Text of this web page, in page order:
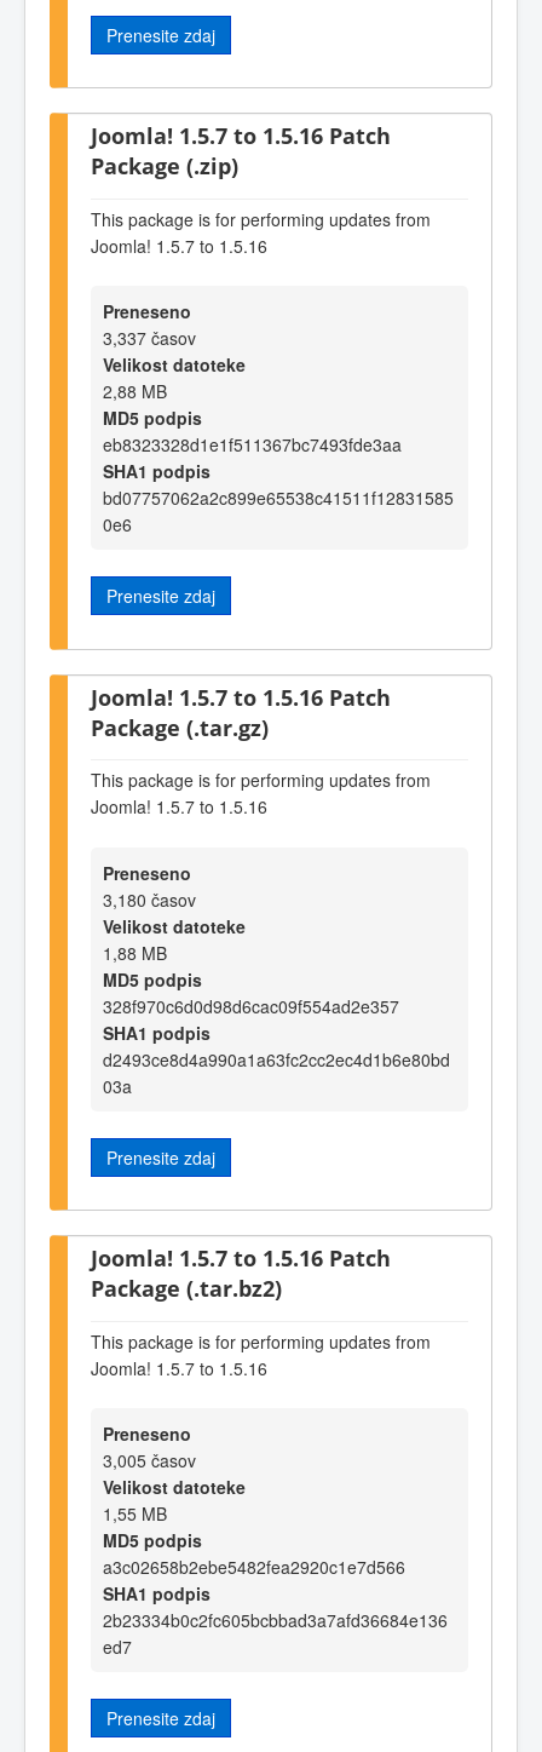
Prenesite zdaj
Joomla! 1.5.7 to 1.5.16 Patch
Package (.zip)
This package is for performing updates from
Joomla! 1.5.7 to 1.5.16
Preneseno
3,337 časov
Velikost datoteke
2,88 MB
MD5 podpis
eb8323328d1e1f511367bc7493fde3aa
SHA1 podpis
bd07757062a2c899e65538c41511f12831585
0e6
Prenesite zdaj
Joomla! 1.5.7 to 1.5.16 Patch
Package (.tar.gz)
This package is for performing updates from
Joomla! 1.5.7 to 1.5.16
Preneseno
3,180 časov
Velikost datoteke
1,88 MB
MD5 podpis
328f970c6d0d98d6cac09f554ad2e357
SHA1 podpis
d2493ce8d4a990a1a63fc2cc2ec4d1b6e80bd
03a
Prenesite zdaj
Joomla! 1.5.7 to 1.5.16 Patch
Package (.tar.bz2)
This package is for performing updates from
Joomla! 1.5.7 to 1.5.16
Preneseno
3,005 časov
Velikost datoteke
1,55 MB
MD5 podpis
a3c02658b2ebe5482fea2920c1e7d566
SHA1 podpis
2b23334b0c2fc605bcbbad3a7afd36684e136
ed7
Prenesite zdaj